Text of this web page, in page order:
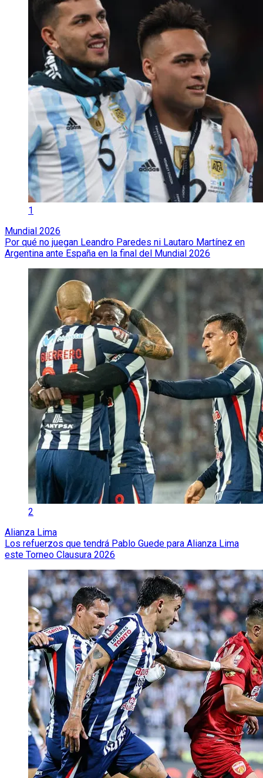
1
Mundial 2026
Por qué no juegan Leandro Paredes ni Lautaro Martínez en
Argentina ante España en la final del Mundial 2026
2
Alianza Lima
Los refuerzos que tendrá Pablo Guede para Alianza Lima
este Torneo Clausura 2026